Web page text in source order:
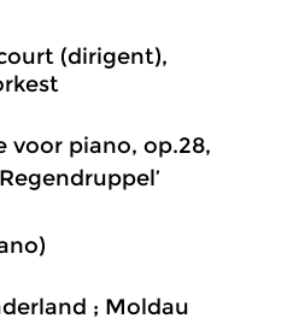
(dirigent),
voor piano, op.28,
; Moldau